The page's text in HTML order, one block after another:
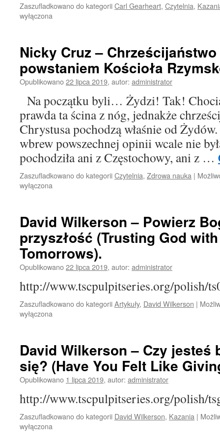
Zaszufladkowano do kategoriiCarl Gearheart, Czytelnia,
wyłączona
Nicky Cruz –
powstaniem Kościoła
Opublikowano22 lipca 2019, autor: administrator
Na początku byli… Żydzi! Tak!
prawda ta ścina z nóg, jednakże
Chrystusa pochodzą właśnie od
wbrew powszechnej opinii wcale nie
pochodziła ani z Częstochowy, ani z …
Zaszufladkowano do kategoriiCzytelnia, Zdrowa nauka |
wyłączona
David Wilkerson – Powierz
przyszłość (Trusting God
Tomorrows).
Opublikowano22 lipca 2019, autor: administrator
http://www.tscpulpitseries.org/polish/
Zaszufladkowano do kategoriiArtykuły, David Wilkerson |
wyłączona
David Wilkerson – Czy jesteś
się? (Have You Felt Like
Opublikowano 1 lipca 2019, autor: administrator
http://www.tscpulpitseries.org/polish/
Zaszufladkowano do kategorii David Wilkerson, Kazania |
wyłączona